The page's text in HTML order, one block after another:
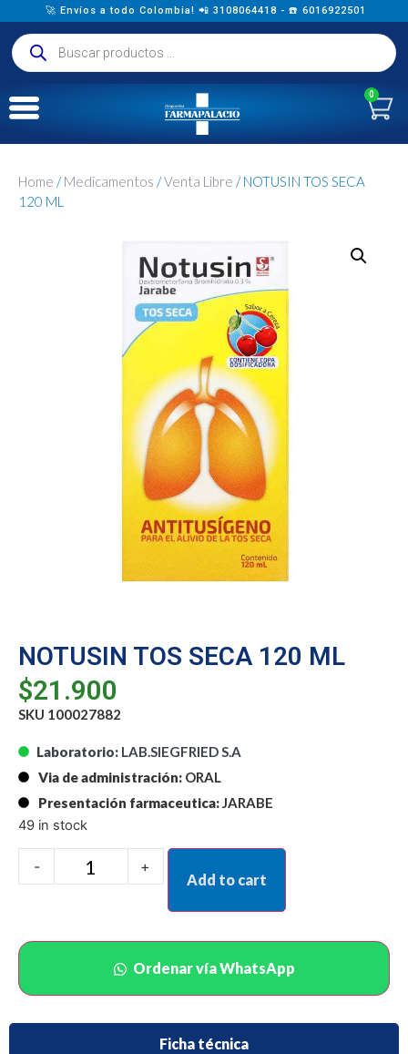
🚀 Envíos a todo Colombia! 📲 3108064418 - ☎️ 6016922501
0
Home /Medicamentos /Venta Libre / NOTUSIN TOS SECA
120 ML
NOTUSIN TOS SECA 120 ML
$21.900
SKU 100027882
Laboratorio: LAB.SIEGFRIED S.A
Via de administración: ORAL
Presentación farmaceutica:JARABE
49 in stock
- +
Add to cart
Ordenar vía WhatsApp
Ficha técnica